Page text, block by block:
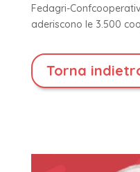
Fedagri-
aderiscono le 3.500
Torna